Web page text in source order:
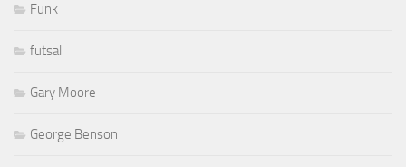
Funk
futsal
Gary Moore
George Benson